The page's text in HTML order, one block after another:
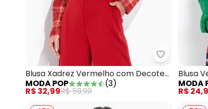
Moda Pop -
Blusa Xadrez Vermelho com Decote
Quadrado
MODA POP (3)
R$ 32,99R$ 59,99
Blusa
MODA
R$